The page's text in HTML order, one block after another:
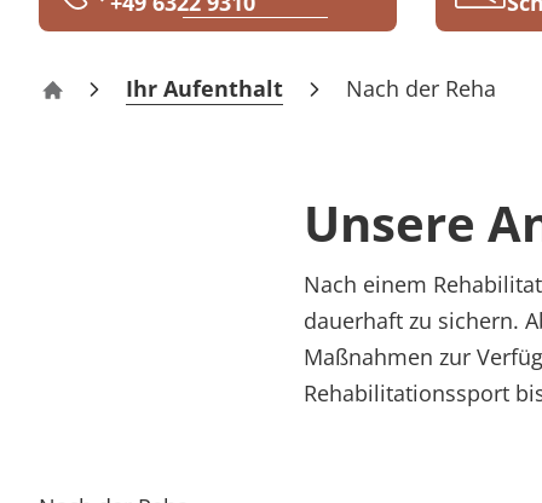
Rheumatologie
Park-Klinik Bad Dürkheim
Ihr Aufenthalt Nach der Reha
Unsere
Nach einem
dauerhaft zu sichern.
Maßnahmen zur
Rehabilitationssport